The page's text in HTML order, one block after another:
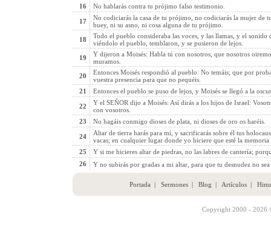
16
No hablarás contra tu prójimo falso testimonio.
17
No codiciarás la casa de tu prójimo, no codiciarás la mujer de
buey, ni su asno, ni cosa alguna de tu prójimo.
18
Todo el pueblo consideraba las voces, y las llamas, y el
viéndolo el pueblo, temblaron, y se pusieron de lejos.
19
Y dijeron a Moisés: Habla tú con nosotros, que nosotros
muramos.
20
Entonces Moisés respondió al pueblo: No temáis; que por
vuestra presencia para que no pequéis.
21
Entonces el pueblo se puso de lejos, y Moisés se llegó a la
22
Y el SEÑOR dijo a Moisés: Así dirás a los hijos de Israel:
con vosotros.
23
No hagáis conmigo dioses de plata, ni dioses de oro os haréis.
24
Altar de tierra harás para mí, y sacrificarás sobre él tus
vacas; en cualquier lugar donde yo hiciere que esté la
25
Y si me hicieres altar de piedras, no las labres de cantería;
26
Y no subirás por gradas a mi altar, para que tu desnudez no
Portada | Sermones| Blog | Artículos|
Copyright 2000 - 2026